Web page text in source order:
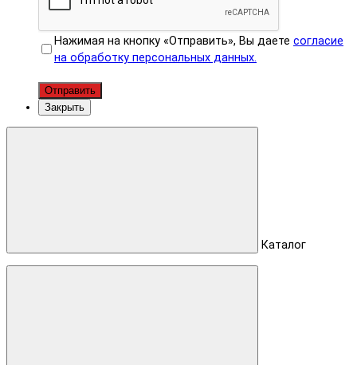
Нажимая на кнопку «Отправить», Вы даете согласие
на обработку персональных данных.
Отправить
Закрыть
Каталог